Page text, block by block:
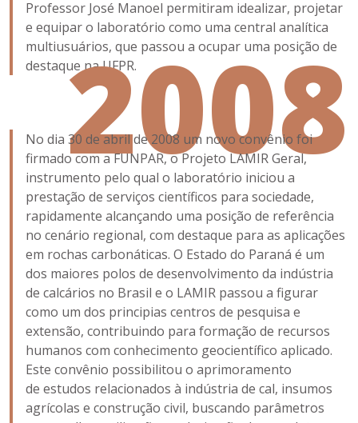
Professor José Manoel permitiram idealizar, projetar
e equipar o laboratório como uma central analítica
multiusuários, que passou a ocupar uma posição de
destaque na UFPR.
2008
No dia 30 de abril de 2008 um novo convênio foi
firmado com a FUNPAR, o Projeto LAMIR Geral,
instrumento pelo qual o laboratório iniciou a
prestação de serviços científicos para sociedade,
rapidamente alcançando uma posição de referência
no cenário regional, com destaque para as aplicações
em rochas carbonáticas. O Estado do Paraná é um
dos maiores polos de desenvolvimento da indústria
de calcários no Brasil e o LAMIR passou a figurar
como um dos principias centros de pesquisa e
extensão, contribuindo para formação de recursos
humanos com conhecimento geocientífico aplicado.
Este convênio possibilitou o aprimoramento
de estudos relacionados à indústria de cal, insumos
agrícolas e construção civil, buscando parâmetros